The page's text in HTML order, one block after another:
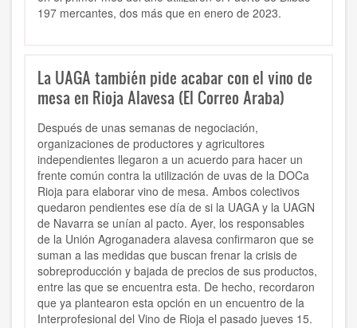
197 mercantes, dos más que en enero de 2023.
La UAGA también pide acabar con el vino de
mesa en Rioja Alavesa (El Correo Araba)
Después de unas semanas de negociación,
organizaciones de productores y agricultores
independientes llegaron a un acuerdo para hacer un
frente común contra la utilización de uvas de la DOCa
Rioja para elaborar vino de mesa. Ambos colectivos
quedaron pendientes ese día de si la UAGA y la UAGN
de Navarra se unían al pacto. Ayer, los responsables
de la Unión Agroganadera alavesa confirmaron que se
suman a las medidas que buscan frenar la crisis de
sobreproducción y bajada de precios de sus productos,
entre las que se encuentra esta. De hecho, recordaron
que ya plantearon esta opción en un encuentro de la
Interprofesional del Vino de Rioja el pasado jueves 15.